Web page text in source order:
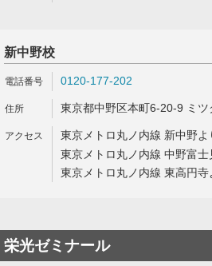
新中野校
0120-177-202
東京都中野区本町6-20-9 ミ
東京メトロ丸ノ内線 新中野
東京メトロ丸ノ内線 中野富
東京メトロ丸ノ内線 東高円
栄光ゼミナール